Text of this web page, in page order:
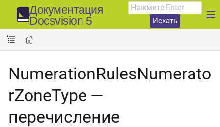
Документация
Docsvision 5
Искать
NumerationRulesNumerato
rZoneType —
перечисление